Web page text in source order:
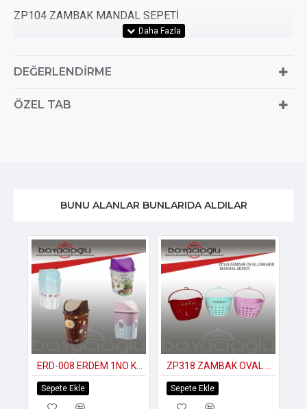
ZP104 ZAMBAK MANDAL SEPETİ
DEĞERLENDIRME
ÖZEL TAB
BUNU ALANLAR BUNLARIDA ALDILAR
Sepete Ekle Sepete Ekle